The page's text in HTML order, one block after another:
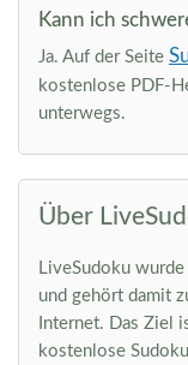
Kann ich
Ja. Auf der Seite
kostenlose PDF-
unterwegs.
Über
LiveSudoku
und gehört damit
Internet. Das Ziel
kostenlose